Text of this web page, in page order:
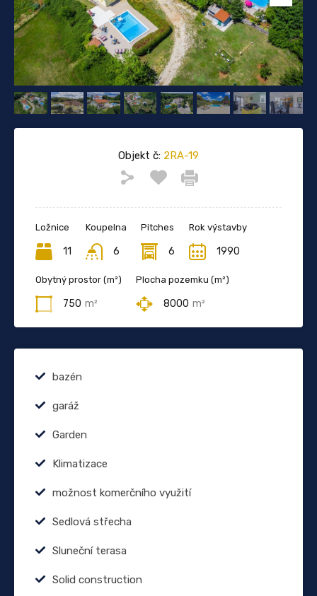
Objekt č: 2RA-19
Ložnice
11
Koupelna
6
Pitches
6
Rok výstavby
1990
Obytný prostor (m²)
750 m²
Plocha pozemku (m²)
8000 m²
bazén
garáž
Garden
Klimatizace
možnost komerčního využití
Sedlová střecha
Sluneční terasa
Solid construction